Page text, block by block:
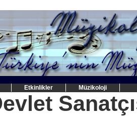
Etkinlikler Müzikoloji